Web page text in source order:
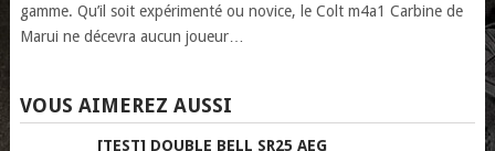
gamme. Qu’il soit expérimenté ou novice, le Colt m4a1 Carbine de
Marui ne décevra aucun joueur…
VOUS AIMEREZ AUSSI
[TEST] DOUBLE BELL SR25 AEG